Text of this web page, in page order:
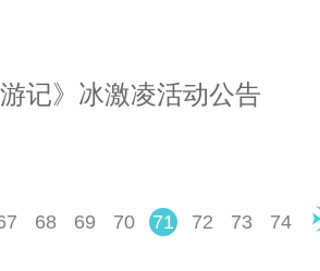
游记》冰激凌活动公告
68 69 70 71 72 73
74